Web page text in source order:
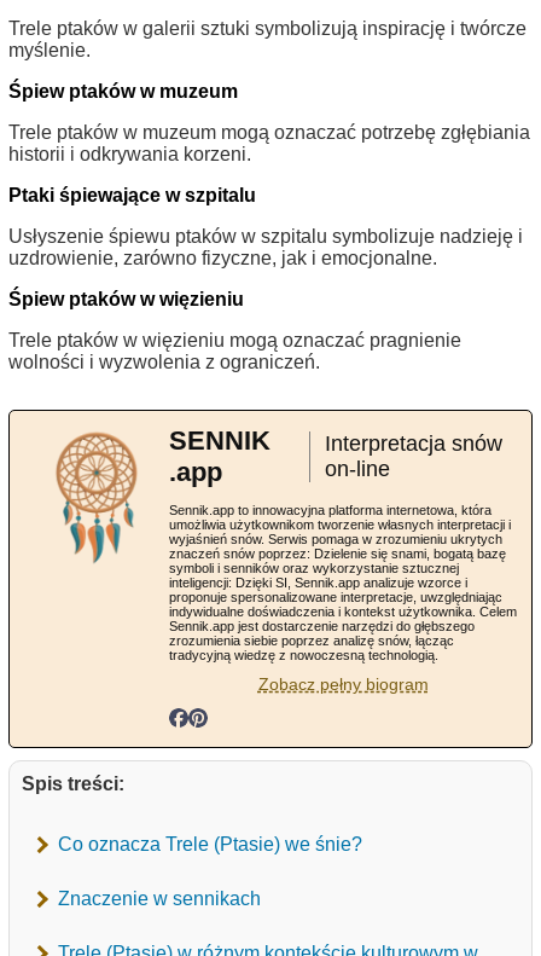
Trele ptaków w galerii sztuki symbolizują inspirację i twórcze
myślenie.
Śpiew ptaków w muzeum
Trele ptaków w muzeum mogą oznaczać potrzebę zgłębiania
historii i odkrywania korzeni.
Ptaki śpiewające w szpitalu
Usłyszenie śpiewu ptaków w szpitalu symbolizuje nadzieję i
uzdrowienie, zarówno fizyczne, jak i emocjonalne.
Śpiew ptaków w więzieniu
Trele ptaków w więzieniu mogą oznaczać pragnienie
wolności i wyzwolenia z ograniczeń.
SENNIK
.app
Interpretacja snów
on-line
Sennik.app to innowacyjna platforma internetowa, która
umożliwia użytkownikom tworzenie własnych interpretacji i
wyjaśnień snów. Serwis pomaga w zrozumieniu ukrytych
znaczeń snów poprzez: Dzielenie się snami, bogatą bazę
symboli i senników oraz wykorzystanie sztucznej
inteligencji: Dzięki SI, Sennik.app analizuje wzorce i
proponuje spersonalizowane interpretacje, uwzględniając
indywidualne doświadczenia i kontekst użytkownika. Celem
Sennik.app jest dostarczenie narzędzi do głębszego
zrozumienia siebie poprzez analizę snów, łącząc
tradycyjną wiedzę z nowoczesną technologią.
Zobacz pełny biogram
Spis treści:
Co oznacza Trele (Ptasie) we śnie?
Znaczenie w sennikach